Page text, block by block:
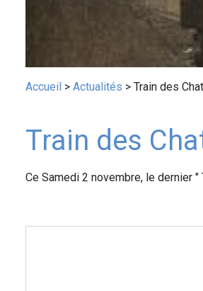
Fil
Accueil Actualités Train des
Train des
Ce Samedi 2 novembre, le dernier